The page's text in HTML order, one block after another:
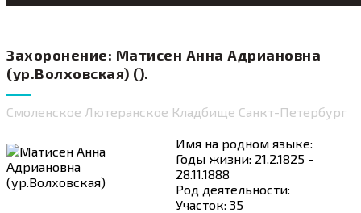
Захоронение: Матисен Анна Адриановна
(ур.Волховская) ().
Смоленское Лютеранское Кладбище Санкт-Петербург
Имя на родном языке:
Годы жизни: 21.2.1825 -
28.11.1888
Род деятельности:
Участок: 35